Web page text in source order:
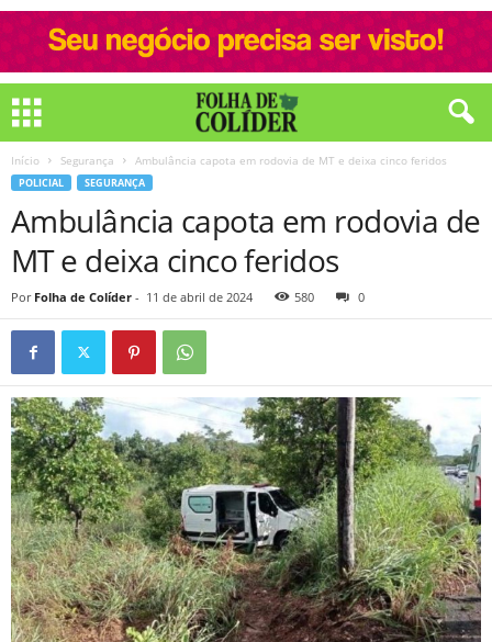
Início Segurança Ambulância capota em rodovia de MT e deixa cinco feridos
POLICIAL SEGURANÇA
Ambulância capota em rodovia de
MT e deixa cinco feridos
Por Folha de Colíder - 11 de abril de 2024 580 0